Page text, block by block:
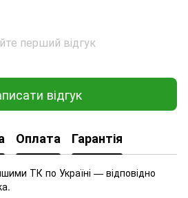
перший відгук
відгук
Оплата Гарантія
ТК по Україні — відповідно